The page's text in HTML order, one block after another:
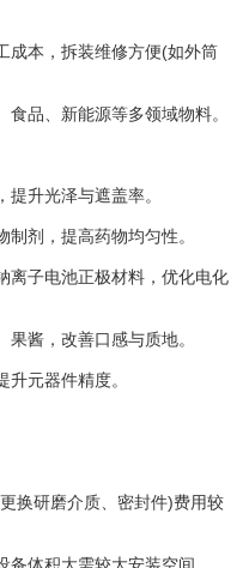
成本，拆装维修方便(如外筒
食品、新能源等多领域物料。
提升光泽与遮盖率。
制剂，提高药物均匀性。
离子电池正极材料，优化电化
果酱，改善口感与质地。
升元器件精度。
换研磨介质、密封件)费用较